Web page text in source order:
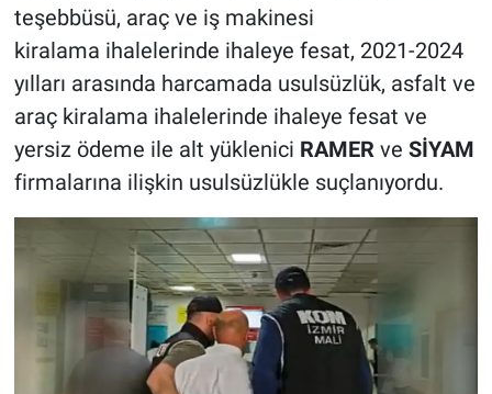
teşebbüsü, araç ve iş makinesi
kiralama ihalelerinde ihaleye fesat, 2021-2024
yılları arasında harcamada usulsüzlük, asfalt ve
araç kiralama ihalelerinde ihaleye fesat ve
yersiz ödeme ile alt yüklenici RAMER ve SİYAM
firmalarına ilişkin usulsüzlükle suçlanıyordu.